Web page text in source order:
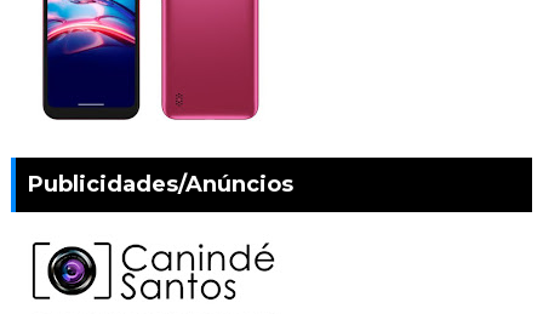
Publicidades/Anúncios